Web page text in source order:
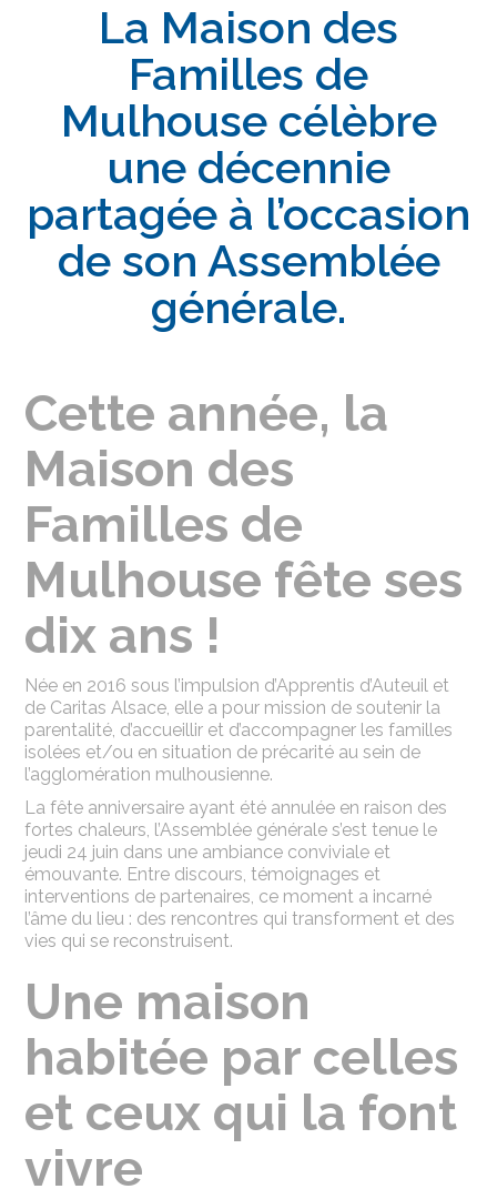
La Maison des
Familles de
Mulhouse célèbre
une décennie
partagée à l’occasion
de son Assemblée
générale.
Cette année, la
Maison des
Familles de
Mulhouse fête ses
dix ans !
Née en 2016 sous l’impulsion d’Apprentis d’Auteuil et
de Caritas Alsace, elle a pour mission de soutenir la
parentalité, d’accueillir et d’accompagner les familles
isolées et/ou en situation de précarité au sein de
l’agglomération mulhousienne.
La fête anniversaire ayant été annulée en raison des
fortes chaleurs, l’Assemblée générale s’est tenue le
jeudi 24 juin dans une ambiance conviviale et
émouvante. Entre discours, témoignages et
interventions de partenaires, ce moment a incarné
l’âme du lieu : des rencontres qui transforment et des
vies qui se reconstruisent.
Une maison
habitée par celles
et ceux qui la font
vivre